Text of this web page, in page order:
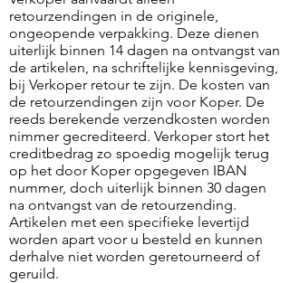
retourzendingen in de originele,
ongeopende verpakking. Deze dienen
uiterlijk binnen 14 dagen na ontvangst van
de artikelen, na schriftelijke kennisgeving,
bij Verkoper retour te zijn. De kosten van
de retourzendingen zijn voor Koper. De
reeds berekende verzendkosten worden
nimmer gecrediteerd. Verkoper stort het
creditbedrag zo spoedig mogelijk terug
op het door Koper opgegeven IBAN
nummer, doch uiterlijk binnen 30 dagen
na ontvangst van de retourzending.
Artikelen met een specifieke levertijd
worden apart voor u besteld en kunnen
derhalve niet worden geretourneerd of
geruild.